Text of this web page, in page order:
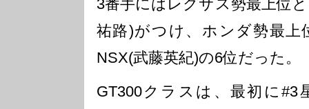
3番手にはレクサス勢最上位
祐路)がつけ、ホンダ勢最上
NSX(武藤英紀)の6位だった。
GT300クラスは、最初に#3